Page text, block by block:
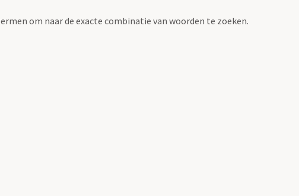
om naar de exacte combinatie van woorden te zoeken.